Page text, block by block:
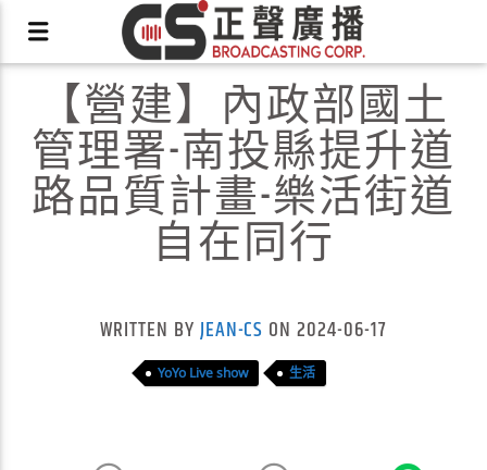
X
【營建】內政部國土
管理署-南投縣提升道
路品質計畫-樂活街道
自在同行
WRITTEN BY JEAN-CS ON 2024-06-17
YoYo Live show 生活